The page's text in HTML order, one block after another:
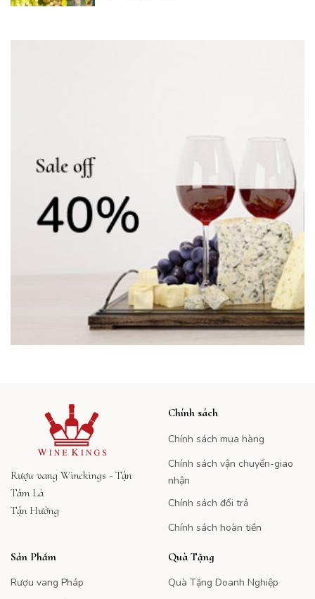
Rượu vang Winekings - Tận
Tâm Là
Tận Hưởng
Chính sách
Chính sách mua hàng
Chính sách vận chuyển-giao
nhận
Chính sách đổi trả
Chính sách hoàn tiền
Sản Phẩm
Rượu vang Pháp
Quà Tặng
Quà Tặng Doanh Nghiệp